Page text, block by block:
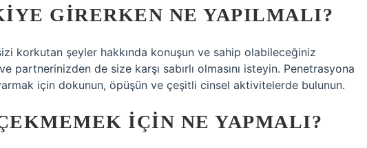
GIRERKEN NE YAPILMALI?
korkutan şeyler hakkında konuşun ve sahip olabileceğiniz
partnerinizden de size karşı sabırlı olmasını isteyin. Penetrasyona
için dokunun, öpüşün ve çeşitli cinsel aktivitelerde bulunun.
IÇIN NE YAPMALI?